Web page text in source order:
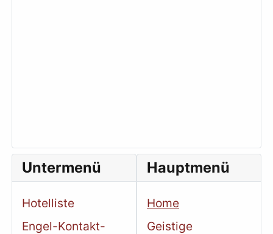
Untermenü
Hotelliste
Engel-Kontakt-
Hauptmenü
Home
Geistige